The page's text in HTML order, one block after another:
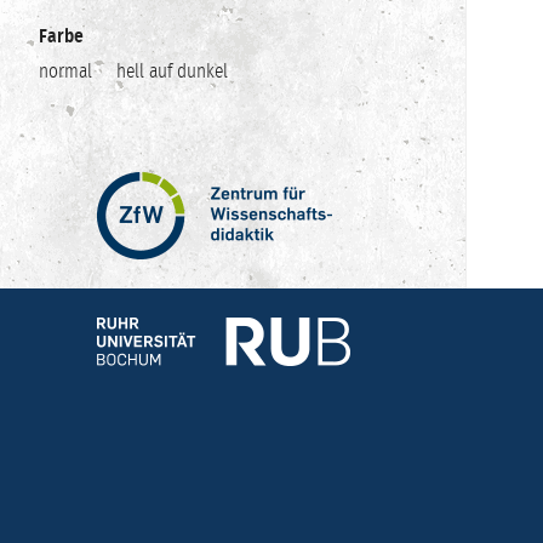
Farbe
normal
hell auf dunkel
Zentrum
für
Wissenschaftsdidaktik
–
Ruhr-
Universität